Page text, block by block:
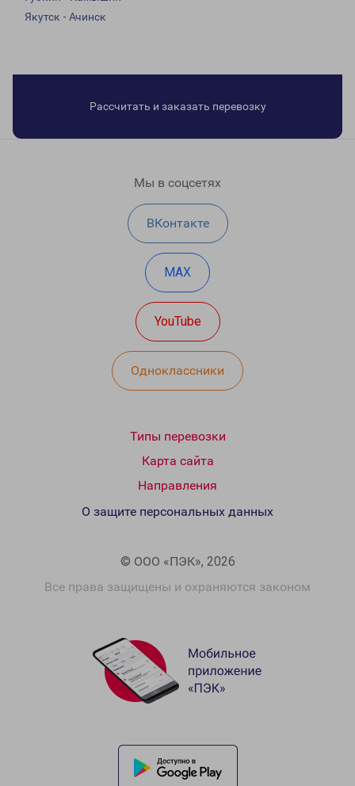
Якутск - Ачинск
Рассчитать и заказать перевозку
Мы в соцсетях
ВКонтакте
MAX
YouTube
Одноклассники
Типы перевозки
Карта сайта
Направления
© ООО «ПЭК», 2026
Все права защищены и охраняются законом
О защите персональных данных